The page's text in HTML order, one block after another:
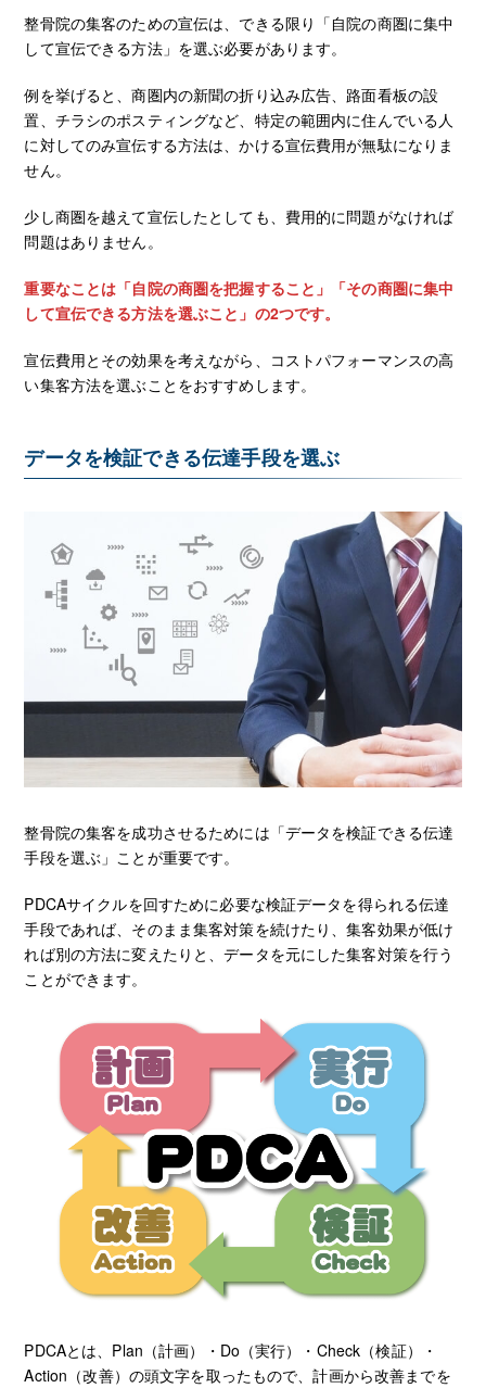
整骨院の集客のための宣伝は、できる限り「自院の商圏に集中
して宣伝できる方法」を選ぶ必要があります。
例を挙げると、商圏内の新聞の折り込み広告、路面看板の設
置、チラシのポスティングなど、特定の範囲内に住んでいる人
に対してのみ宣伝する方法は、かける宣伝費用が無駄になりま
せん。
少し商圏を越えて宣伝したとしても、費用的に問題がなければ
問題はありません。
重要なことは「自院の商圏を把握すること」「その商圏に集中
して宣伝できる方法を選ぶこと」の2つです。
宣伝費用とその効果を考えながら、コストパフォーマンスの高
い集客方法を選ぶことをおすすめします。
データを検証できる伝達手段を選ぶ
整骨院の集客を成功させるためには「データを検証できる伝達
手段を選ぶ」ことが重要です。
PDCAサイクルを回すために必要な検証データを得られる伝達
手段であれば、そのまま集客対策を続けたり、集客効果が低け
れば別の方法に変えたりと、データを元にした集客対策を行う
ことができます。
PDCAとは、Plan（計画）・Do（実行）・Check（検証）・
Action（改善）の頭文字を取ったもので、計画から改善までを